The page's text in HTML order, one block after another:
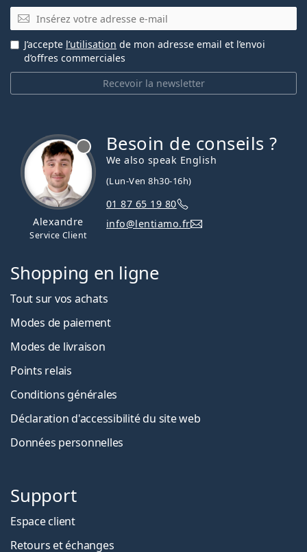
E-mail
Recevoir la newsletter
J’accepte l’utilisation de mon adresse email et l’envoi
d’offres commerciales
Alexandre
Service Client
Besoin de conseils ?
We also speak English
(Lun-Ven 8h30-16h)
01 87 65 19 80
info@lentiamo.fr
Shopping en ligne
Tout sur vos achats
Modes de paiement
Modes de livraison
Points relais
Conditions générales
Déclaration d'accessibilité du site web
Données personnelles
Support
Espace client
Retours et échanges